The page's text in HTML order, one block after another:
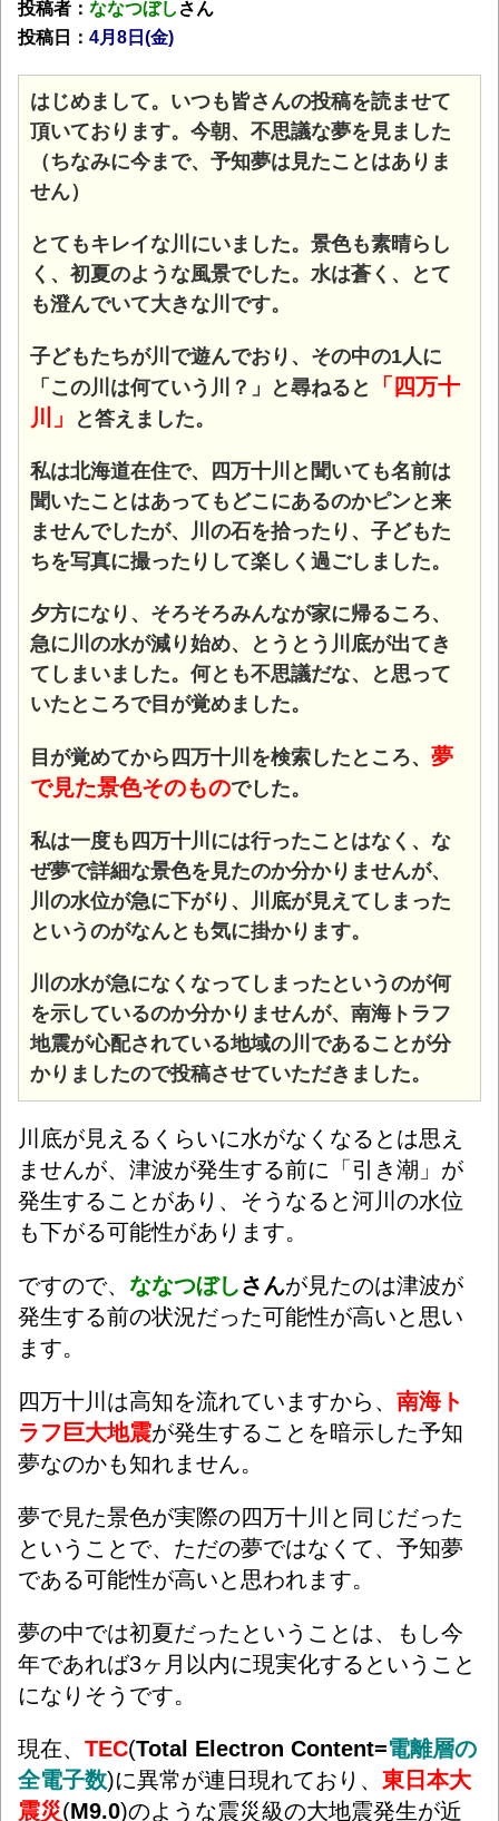
投稿者： ななつぼし さん
投稿日： 4月 8日(金)
はじめまして。いつも皆さんの投稿を読ませて
頂いております。今朝、不思議な夢を見ました
（ちなみに今まで、予知夢は見たことはありま
せん）
とてもキレイな川にいました。景色も素晴らし
く、初夏のような風景でした。水は蒼く、とて
も澄んでいて大きな川です。
子どもたちが川で遊んでおり、その中の1人に
「この川は何ていう川？」と尋ねると
「四万十
川」
と答えました。
私は北海道在住で、四万十川と聞いても名前は
聞いたことはあってもどこにあるのかピンと来
ませんでしたが、川の石を拾ったり、子どもた
ちを写真に撮ったりして楽しく過ごしました。
夕方になり、そろそろみんなが家に帰るころ、
急に川の水が減り始め、とうとう川底が出てき
てしまいました。何とも不思議だな、と思って
いたところで目が覚めました。
目が覚めてから四万十川を検索したところ、 夢
で見た景色そのものでした。
私は一度も四万十川には行ったことはなく、な
ぜ夢で詳細な景色を見たのか分かりませんが、
川の水位が急に下がり、川底が見えてしまった
というのがなんとも気に掛かります。
川の水が急になくなってしまったというのが何
を示しているのか分かりませんが、南海トラフ
地震が心配されている地域の川であることが分
かりましたので投稿させていただきました。
川底が見えるくらいに水がなくなるとは思え
ませんが、津波が発生する前に「引き潮」が
発生することがあり、そうなると河川の水位
も下がる可能性があります。
ですので、 ななつぼしさんが見たのは津波が
発生する前の状況だった可能性が高いと思い
ます。
四万十川は高知を流れていますから、 南海ト
ラフ巨大地震が発生することを暗示した予知
夢なのかも知れません。
夢で見た景色が実際の四万十川と同じだった
ということで、ただの夢ではなくて、予知夢
である可能性が高いと思われます。
夢の中では初夏だったということは、もし今
年であれば3ヶ月以内に現実化するということ
になりそうです。
現在、 TEC(Total Electron Content=電離層の
全電子数)に異常が連日現れており、 東日本大
震災(M9.0)のような震災級の大地震発生が近